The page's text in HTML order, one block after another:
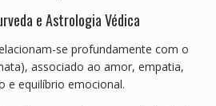
e Astrologia Védica
se profundamente com o
associado ao amor, empatia,
e equilíbrio emocional.